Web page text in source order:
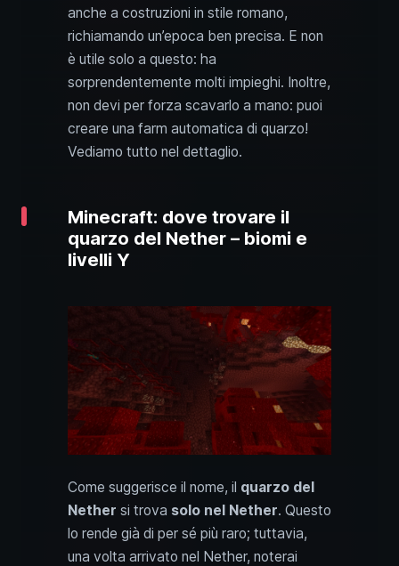
anche a costruzioni in stile romano,
richiamando un’epoca ben precisa. E non
è utile solo a questo: ha
sorprendentemente molti impieghi. Inoltre,
non devi per forza scavarlo a mano: puoi
creare una farm automatica di quarzo!
Vediamo tutto nel dettaglio.
Minecraft: dove trovare il
quarzo del Nether – biomi e
livelli Y
Come suggerisce il nome, il quarzo del
Nether si trova solo nel Nether. Questo
lo rende già di per sé più raro; tuttavia,
una volta arrivato nel Nether, noterai